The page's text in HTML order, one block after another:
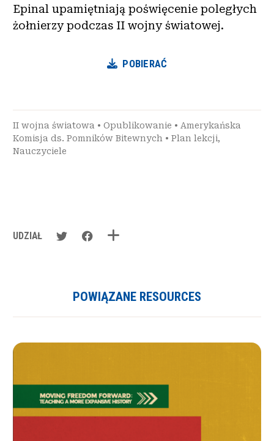
Epinal upamiętniają poświęcenie poległych
żołnierzy podczas II wojny światowej.
POBIERAĆ
II wojna światowa • Opublikowanie • Amerykańska
Komisja ds. Pomników Bitewnych • Plan lekcji,
Nauczyciele
UDZIAŁ
POWIĄZANE RESOURCES